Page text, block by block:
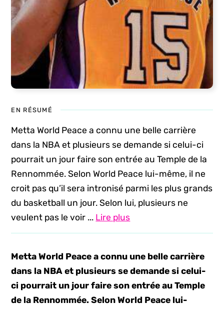
EN RÉSUMÉ
Metta World Peace a connu une belle carrière
dans la NBA et plusieurs se demande si celui-ci
pourrait un jour faire son entrée au Temple de la
Rennommée. Selon World Peace lui-même, il ne
croit pas qu’il sera intronisé parmi les plus grands
du basketball un jour. Selon lui, plusieurs ne
veulent pas le voir ... Lire plus
Metta World Peace a connu une belle carrière
dans la NBA et plusieurs se demande si celui-
ci pourrait un jour faire son entrée au Temple
de la Rennommée. Selon World Peace lui-